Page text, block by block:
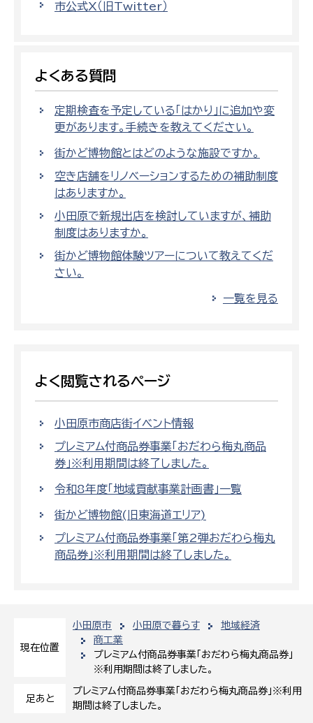
現在位置
小田原市 小田原で暮らす
地域経済
商工業
プレミアム付商品券事業「おだわら梅丸商品券」
※利用期間は終了しました。
足あと
プレミアム付商品券事業「おだわら梅丸商品券」※利用
期間は終了しました。
市公式X（旧Twitter）
よくある質問
定期検査を予定している「はかり」に追加や変
更があります。手続きを教えてください。
街かど博物館とはどのような施設ですか。
空き店舗をリノベーションするための補助制度
はありますか。
小田原で新規出店を検討していますが、補助
制度はありますか。
街かど博物館体験ツアーについて教えてくだ
さい。
一覧を見る
よく閲覧されるページ
小田原市商店街イベント情報
プレミアム付商品券事業「おだわら梅丸商品
券」※利用期間は終了しました。
令和8年度「地域貢献事業計画書」一覧
街かど博物館(旧東海道エリア)
プレミアム付商品券事業「第2弾おだわら梅丸
商品券」※利用期間は終了しました。